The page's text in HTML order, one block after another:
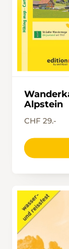
Alpstein
CHF 29.-